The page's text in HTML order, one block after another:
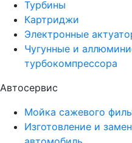
Турбины
Картриджи
Электронные
Чугунные и
турбокомпрессора
Автосервис
Мойка сажевого
Изготовление и